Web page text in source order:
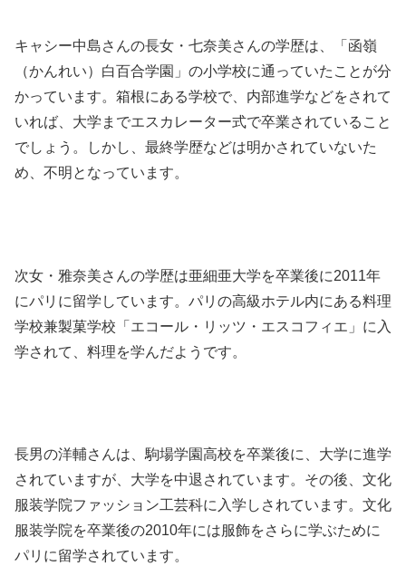
キャシー中島さんの長女・七奈美さんの学歴は、「函嶺
（かんれい）白百合学園」の小学校に通っていたことが分
かっています。箱根にある学校で、内部進学などをされて
いれば、大学までエスカレーター式で卒業されていること
でしょう。しかし、最終学歴などは明かされていないた
め、不明となっています。
次女・雅奈美さんの学歴は亜細亜大学を卒業後に2011年
にパリに留学しています。パリの高級ホテル内にある料理
学校兼製菓学校「エコール・リッツ・エスコフィエ」に入
学されて、料理を学んだようです。
長男の洋輔さんは、駒場学園高校を卒業後に、大学に進学
されていますが、大学を中退されています。その後、文化
服装学院ファッション工芸科に入学しされています。文化
服装学院を卒業後の2010年には服飾をさらに学ぶために
パリに留学されています。